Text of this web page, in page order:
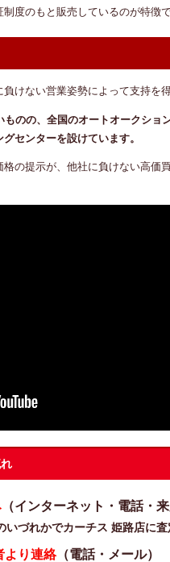
度のもと販売しているのが特徴
けない営業姿勢によって支持を
のの、全国のオートオークショ
センターを設けています。
の提示が、他社に負けない高価
（インターネット・電話・
いづれかでカーチス 姫路店に
より連絡（電話・メール）